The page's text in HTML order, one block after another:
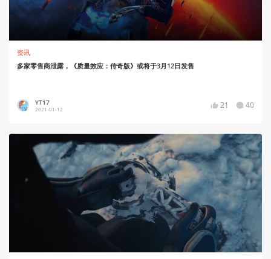
资讯
多家零售商泄露，《质量效应：传奇版》或将于3月12日发售
YT17
2021-01-12 21 40